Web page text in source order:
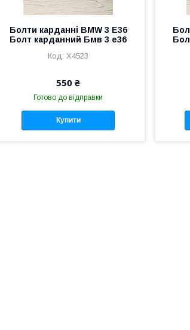
Болти карданні BMW 3 E36
Болт карданний Бмв 3 е36
X4523
550 ₴
Готово до відправки
Купити